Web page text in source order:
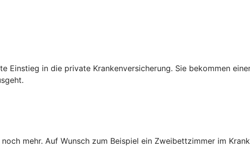
Einstieg in die private Krankenversicherung. Sie bekommen
mehr. Auf Wunsch zum Beispiel ein Zweibettzimmer im